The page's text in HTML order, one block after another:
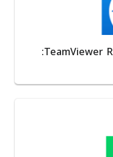
مراجعة تطبيق TeamViewer Remote Control: